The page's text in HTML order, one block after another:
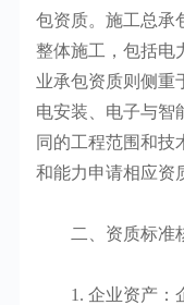
包资质。施工总承
整体施工，包括电
业承包资质则侧重
电安装、电子与智
同的工程范围和技
和能力申请相应资
二、资质标准
1. 企业资产：企